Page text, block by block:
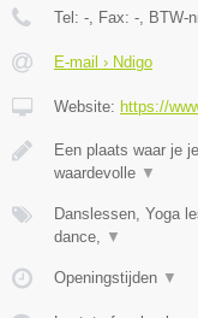
Tel: - , Fax: - , BTW-
E-mail › Ndigo
Website: https://
Een plaats waar je
waardevolle ▼
Danslessen, Yoga
dance,
▼
Openingstijden ▼